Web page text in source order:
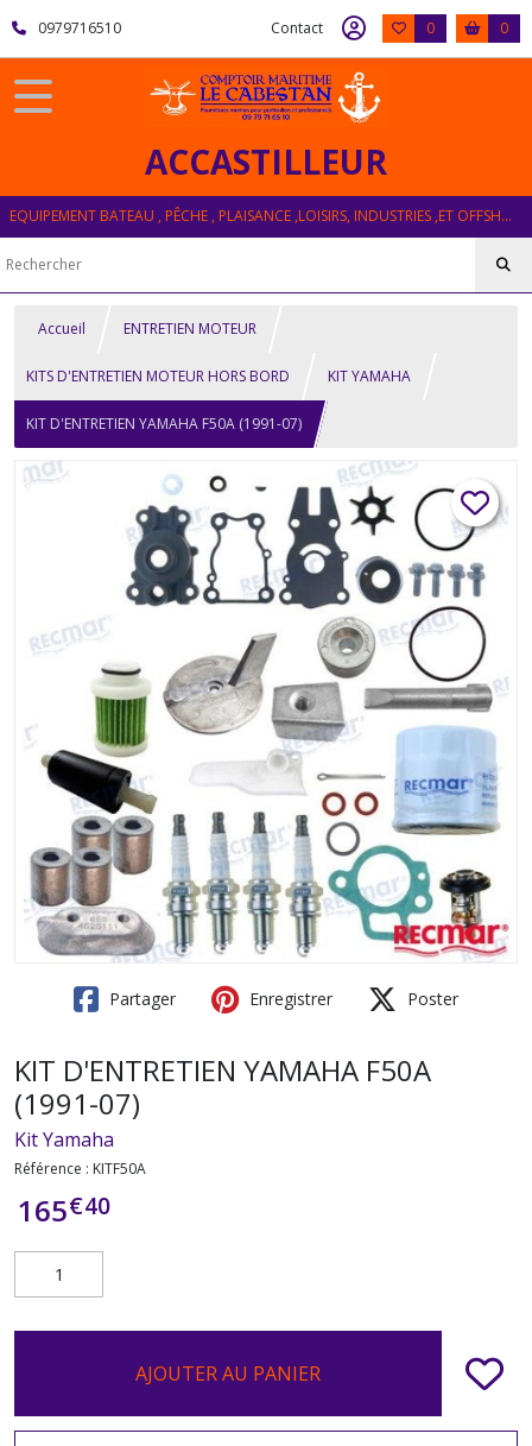
0979716510 Contact 0 0
ACCASTILLEUR
EQUIPEMENT BATEAU , PÊCHE , PLAISANCE ,LOISIRS, INDUSTRIES ,ET OFFSHORE
Accueil ENTRETIEN MOTEUR
KITS D'ENTRETIEN MOTEUR HORS BORD KIT YAMAHA
KIT D'ENTRETIEN YAMAHA F50A (1991-07)
Partager Enregistrer Poster
KIT D'ENTRETIEN YAMAHA F50A
(1991-07)
Kit Yamaha
Référence : KITF50A
165€40
AJOUTER AU PANIER